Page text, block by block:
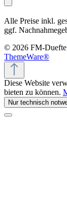
Alle Preise inkl.
ggf.
© 2026 FM-Duefte
ThemeWare®
Diese Website
bieten zu können.
Nur technisch